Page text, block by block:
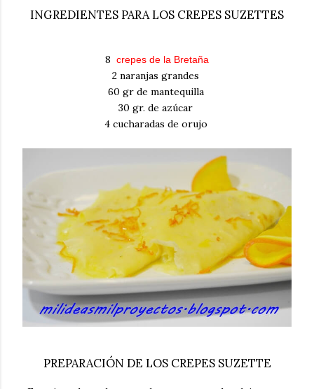
INGREDIENTES PARA LOS CREPES SUZETTES
8 crepes de la Bretaña
2 naranjas grandes
60 gr de mantequilla
30 gr. de azúcar
4 cucharadas de orujo
PREPARACIÓN DE LOS CREPES SUZETTE